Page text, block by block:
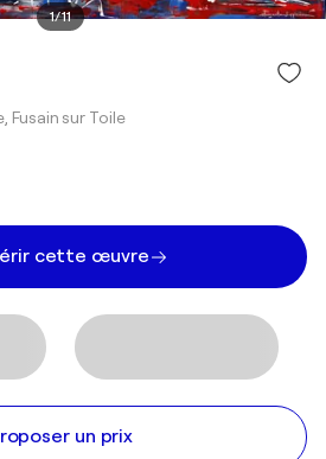
1/11
Fusain sur Toile
cette œuvre
un prix